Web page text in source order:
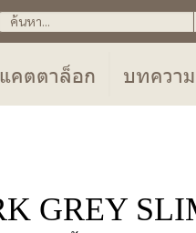
แคตตาล็อก บทความ
GREY